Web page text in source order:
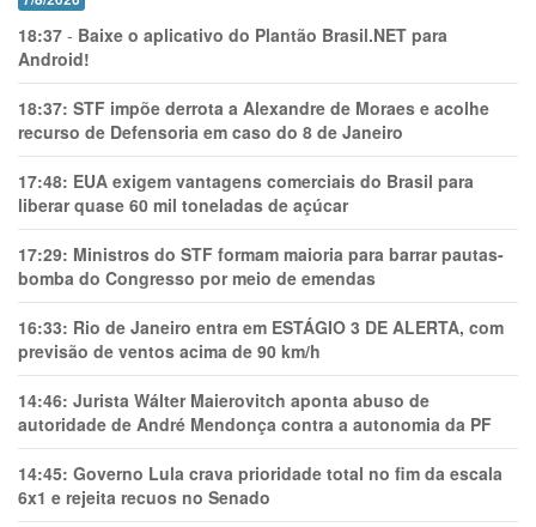
18:37 - Baixe o aplicativo do Plantão Brasil.NET para
Android!
18:37: STF impõe derrota a Alexandre de Moraes e acolhe
recurso de Defensoria em caso do 8 de Janeiro
17:48: EUA exigem vantagens comerciais do Brasil para
liberar quase 60 mil toneladas de açúcar
17:29: Ministros do STF formam maioria para barrar pautas-
bomba do Congresso por meio de emendas
16:33: Rio de Janeiro entra em ESTÁGIO 3 DE ALERTA, com
previsão de ventos acima de 90 km/h
14:46: Jurista Wálter Maierovitch aponta abuso de
autoridade de André Mendonça contra a autonomia da PF
14:45: Governo Lula crava prioridade total no fim da escala
6x1 e rejeita recuos no Senado